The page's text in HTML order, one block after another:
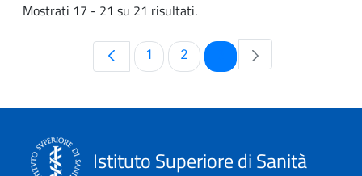
Mostrati 17 - 21 su 21 risultati.
Pagina
1 Pagina
2 Pagina
Istituto Superiore di Sanità